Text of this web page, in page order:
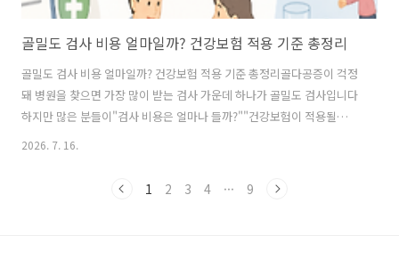
골밀도 검사 비용 얼마일까? 건강보험 적용 기준 총정리
골밀도 검사 비용 얼마일까? 건강보험 적용 기준 총정리골다공증이 걱정
돼 병원을 찾으면 가장 많이 받는 검사 가운데 하나가 골밀도 검사입니다
하지만 많은 분들이"검사 비용은 얼마나 들까?""건강보험이 적용될
까?""실비보험도 받을 수 있을까?"처럼 비용부터 궁금해합니다오늘은
쉽게 정리해보겠습니다골밀도 검사는 어떤 검사일까요?골밀도 검사는
2026. 7. 16.
1 2 3 4 ··· 9